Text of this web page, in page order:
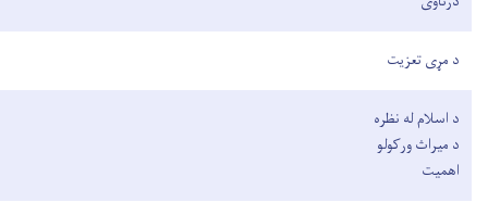
د مړی تعزیت
د اسلام له نظره
د میراث ورکولو
اهمیت